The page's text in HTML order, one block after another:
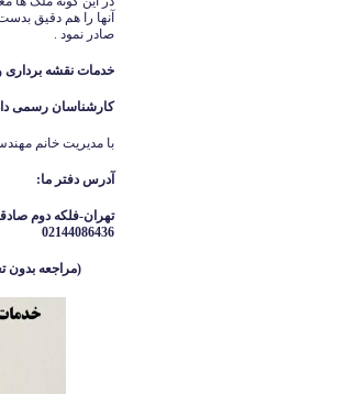
آنها را هم دقیق
صادر نمود .
خدمات نقشه برداری
کارشناسان رسمی
با مدیریت خانم مهندس آبکار
آدرس دفتر ما:
تهران-فلکه دوم
02144086436
(مراجعه بدون